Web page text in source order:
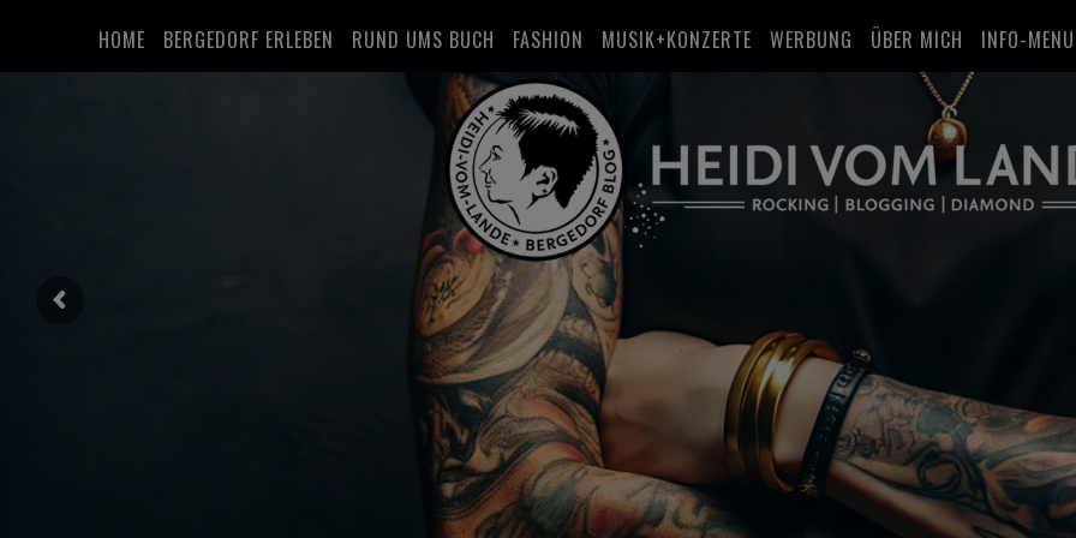
HOME BERGEDORF ERLEBEN RUND UMS BUCH FASHION MUSIK+KONZERTE WERBUNG ÜBER MICH INFO-